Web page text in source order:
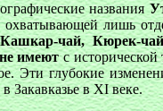
названия
лишь
чай, Кюрек-
имеютс
Эти глубокие
Закавказье в XI веке.